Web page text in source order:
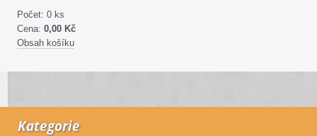
Počet: 0 ks
Cena: 0,00 Kč
Obsah košíku
Kategorie